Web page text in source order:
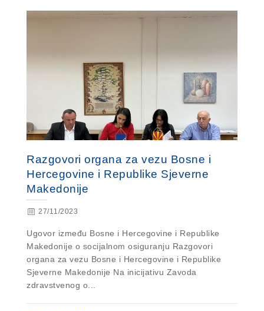
Razgovori organa za vezu Bosne i
Hercegovine i Republike Sjeverne
Makedonije
27/11/2023
Ugovor između Bosne i Hercegovine i Republike
Makedonije o socijalnom osiguranju Razgovori
organa za vezu Bosne i Hercegovine i Republike
Sjeverne Makedonije Na inicijativu Zavoda
zdravstvenog o...